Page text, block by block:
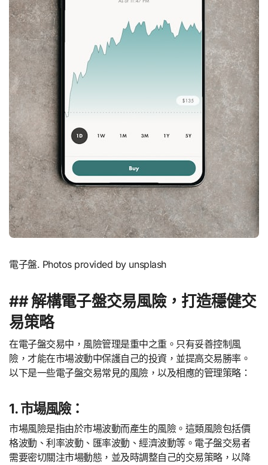
電子盤. Photos provided by unsplash
## 解構電子盤交易風險，打造穩健交
易策略
在電子盤交易中，風險管理是重中之重。只有妥善控制風
險，才能在市場波動中保護自己的投資，並提高交易勝率。
以下是一些電子盤交易常見的風險，以及相應的管理策略：
1. 市場風險：
市場風險是指由於市場波動而產生的風險。這類風險包括價
格波動、利率波動、匯率波動、經濟波動等。電子盤交易者
需要密切關注市場動態，並及時調整自己的交易策略，以降